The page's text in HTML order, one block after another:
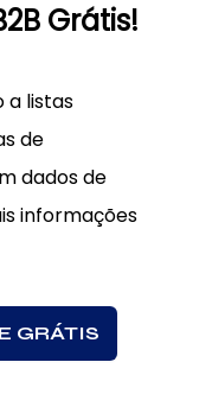
Grátis!
a listas
de
dados de
informações
GRÁTIS